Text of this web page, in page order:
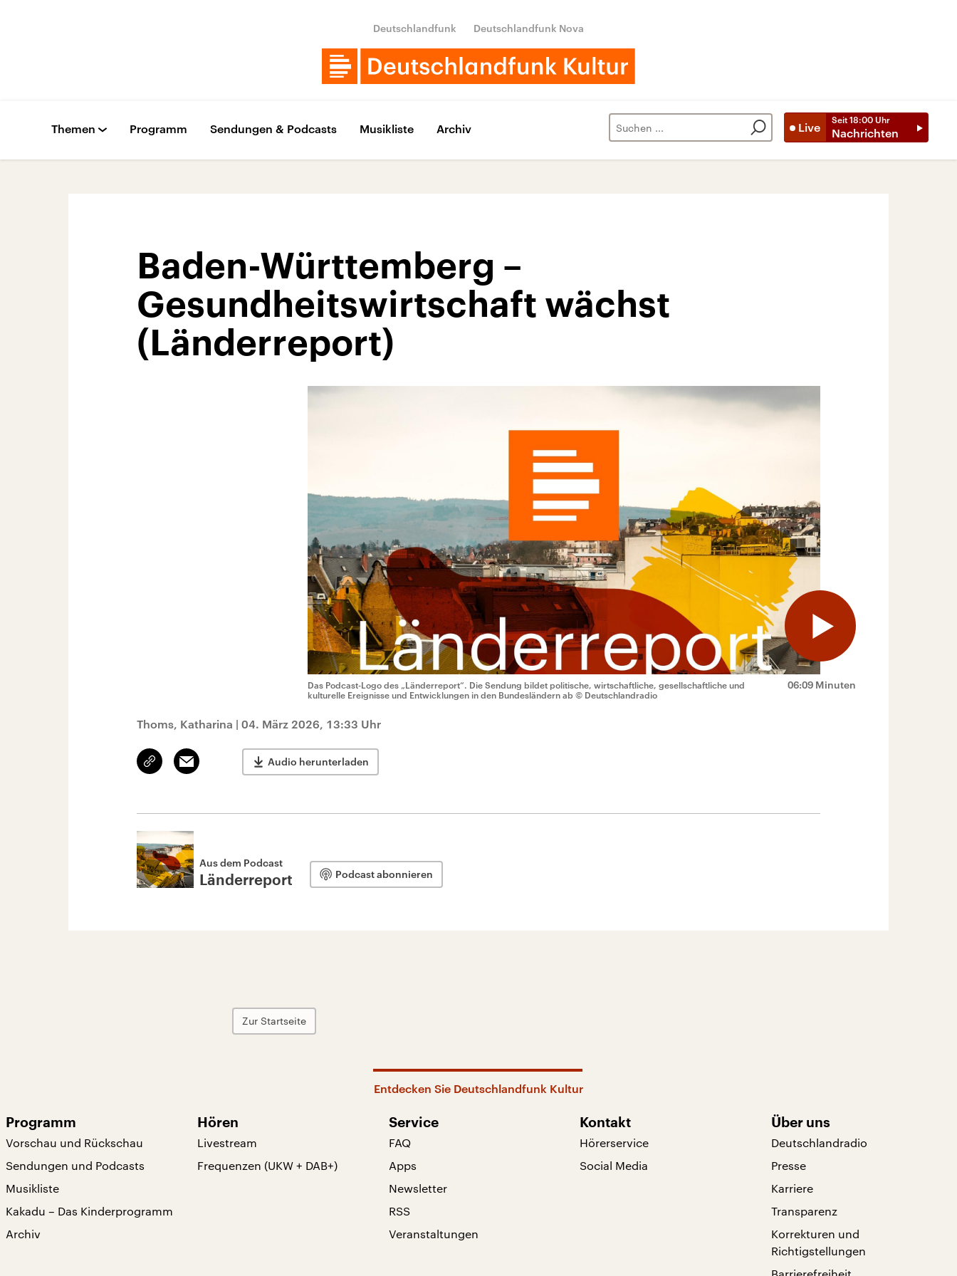
Deutschlandfunk Deutschlandfunk Nova
Live
Seit 18:00 Uhr
Nachrichten
Themen Programm Sendungen & Podcasts Musikliste Archiv
Baden-Württemberg –
Gesundheitswirtschaft wächst
(Länderreport)
06:09 Minuten
Das Podcast-Logo des „Länderreport“. Die Sendung bildet politische, wirtschaftliche, gesellschaftliche und
kulturelle Ereignisse und Entwicklungen in den Bundesländern ab © Deutschlandradio
Thoms, Katharina | 04. März 2026, 13:33 Uhr
Link
kopieren/teilen
Email Audio herunterladen
Aus dem Podcast
Länderreport Podcast abonnieren
Zur Startseite
Entdecken Sie Deutschlandfunk Kultur
Programm
Vorschau und Rückschau
Sendungen und Podcasts
Musikliste
Kakadu – Das Kinderprogramm
Archiv
Hören
Livestream
Frequenzen (UKW + DAB+)
Service
FAQ
Apps
Newsletter
RSS
Veranstaltungen
Kontakt
Hörerservice
Social Media
Über uns
Deutschlandradio
Presse
Karriere
Transparenz
Korrekturen und
Richtigstellungen